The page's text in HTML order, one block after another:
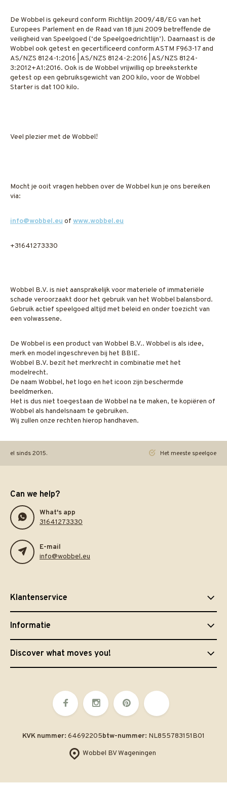
De Wobbel is gekeurd conform Richtlijn 2009/48/EG van het
Europees Parlement en de Raad van 18 juni 2009 betreffende de
veiligheid van Speelgoed (‘de Speelgoedrichtlijn’). Daarnaast is de
Wobbel ook getest en gecertificeerd conform ASTM F963-17 and
AS/NZS 8124-1:2016 | AS/NZS 8124-2:2016 | AS/NZS 8124-
3:2012+A1:2016. Ook is de Wobbel vrijwillig op breeksterkte
getest op een gebruiksgewicht van 200 kilo, voor de Wobbel
Starter is dat 100 kilo.
Veel plezier met de Wobbel!
Mocht je ooit vragen hebben over de Wobbel kun je ons bereiken
via:
info@wobbel.eu of www.wobbel.eu
+31641273330
Wobbel B.V. is niet aansprakelijk voor materiele of immateriële
schade veroorzaakt door het gebruik van het Wobbel balansbord.
Gebruik actief speelgoed altijd met beleid en onder toezicht van
een volwassene.
De Wobbel is een product van Wobbel B.V.. Wobbel is als idee,
merk en model ingeschreven bij het BBIE.
Wobbel B.V. bezit het merkrecht in combinatie met het
modelrecht.
De naam Wobbel, het logo en het icoon zijn beschermde
beeldmerken.
Het is dus niet toegestaan de Wobbel na te maken, te kopiëren of
Wobbel als handelsnaam te gebruiken.
Wij zullen onze rechten hierop handhaven.
sinds 2015. Het meeste speelgoed
Can we help?
What's app
31641273330
E-mail
info@wobbel.eu
Klantenservice
Informatie
Discover what moves you!
Wobbel BV Wageningen
KVK nummer: 64692205btw-nummer: NL855783151B01